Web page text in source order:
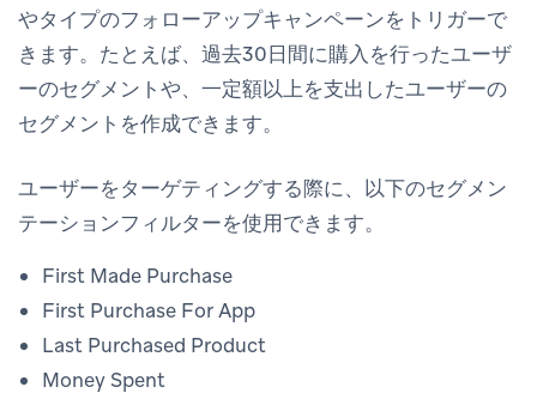
やタイプのフォローアップキャンペーンをトリガーで
きます。たとえば、過去30日間に購入を行ったユーザ
ーのセグメントや、一定額以上を支出したユーザーの
セグメントを作成できます。
ユーザーをターゲティングする際に、以下のセグメン
テーションフィルターを使用できます。
First Made Purchase
First Purchase For App
Last Purchased Product
Money Spent